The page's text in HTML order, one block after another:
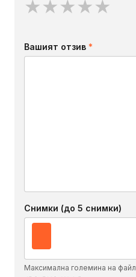
★★★★★
Вашият отзив *
Снимки (до 5 снимки)
Максимална големина на